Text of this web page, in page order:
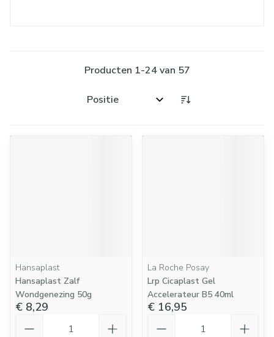
Producten 1-24van 57
Sorteer op:
Hansaplast
Hansaplast Zalf
Wondgenezing 50g
€ 8,29
La Roche Posay
Lrp Cicaplast Gel
Accelerateur B5 40ml
€ 16,95